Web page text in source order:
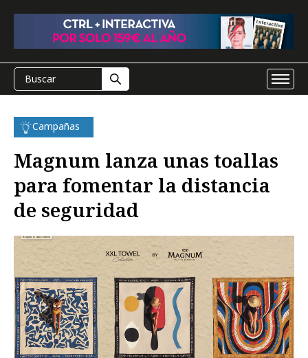
Campañas
Magnum lanza unas toallas
para fomentar la distancia
de seguridad